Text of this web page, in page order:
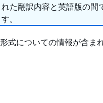
た翻訳内容と英語版の間
。
式についての情報が含ま